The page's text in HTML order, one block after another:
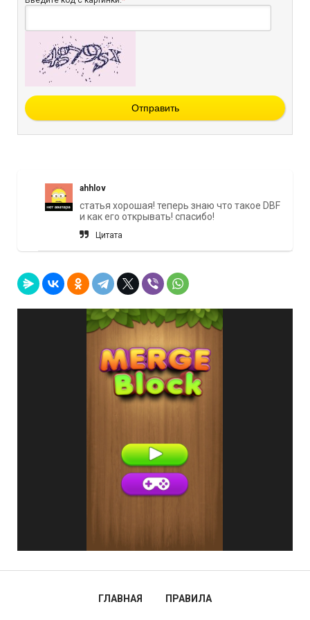
Отправить
ahhlov
статья хорошая! теперь знаю что такое DBF
и как его открывать! спасибо!
Цитата
ГЛАВНАЯ ПРАВИЛА